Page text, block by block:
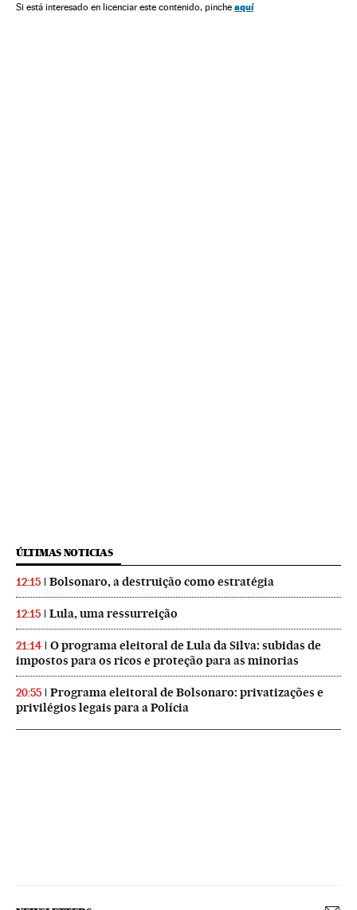
Si está interesado en licenciar este contenido, pinche aquí
ÚLTIMAS NOTICIAS
12:15 Bolsonaro, a destruição como estratégia
12:15 Lula, uma ressurreição
21:14
O programa eleitoral de Lula da Silva: subidas de
impostos para os ricos e proteção para as minorias
20:55
Programa eleitoral de Bolsonaro: privatizações e
privilégios legais para a Polícia